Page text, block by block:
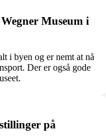
Museum i
i byen og er nemt at nå
Der er også gode
på